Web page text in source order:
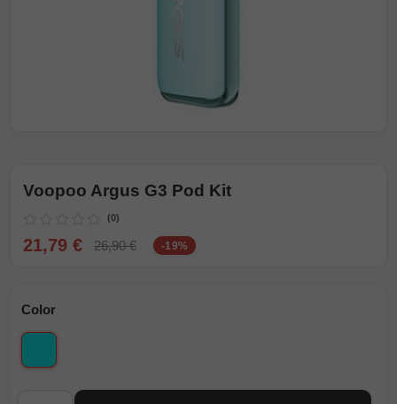
Voopoo Argus G3 Pod Kit
(0)
21,79 € 26,90 € -19%
Color